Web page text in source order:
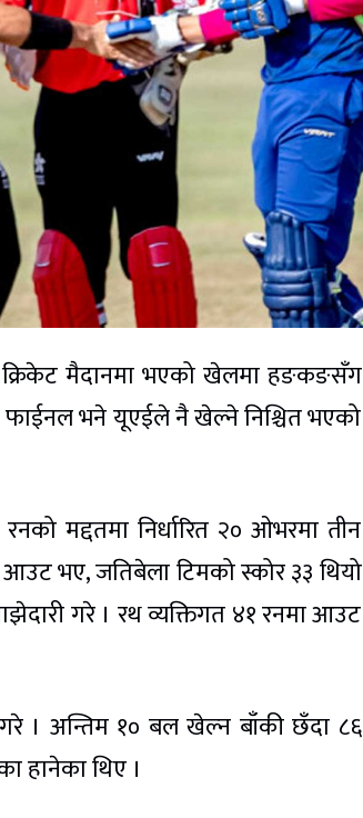
क्रिकेट मैदानमा भएको खेलमा हङकङसँग
भने यूएईले नै खेल्ने निश्चित भएको
मद्दतमा निर्धारित २० ओभरमा तीन
भए, जतिबेला टिमको स्कोर ३३ थियो
गरे । रथ व्यक्तिगत ४१ रनमा आउट
। अन्तिम १० बल खेल्न बाँकी छँदा ८६
हानेका थिए ।